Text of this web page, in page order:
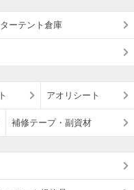
ーテント倉庫
アオリシート
補修テープ・副資材